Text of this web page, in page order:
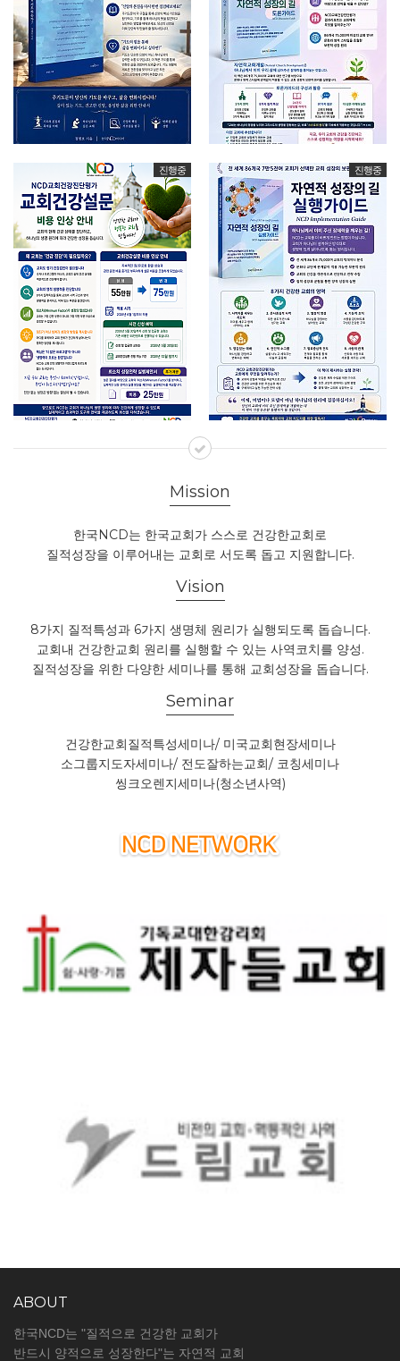
진행중 진행중
Mission
한국NCD는 한국교회가 스스로 건강한교회로
질적성장을 이루어내는 교회로 서도록 돕고 지원합니다.
Vision
8가지 질적특성과 6가지 생명체 원리가 실행되도록 돕습니다.
교회내 건강한교회 원리를 실행할 수 있는 사역코치를 양성.
질적성장을 위한 다양한 세미나를 통해 교회성장을 돕습니다.
Seminar
건강한교회질적특성세미나/ 미국교회현장세미나
소그룹지도자세미나/ 전도잘하는교회/ 코칭세미나
씽크오렌지세미나(청소년사역)
ABOUT
한국NCD는 "질적으로 건강한 교회가
반드시 양적으로 성장한다"는 자연적 교회